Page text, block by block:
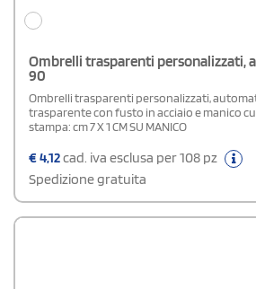
Ombrelli trasparenti personalizzati,
90
Ombrelli trasparenti personalizzati,
trasparente con fusto in acciaio e manico
stampa: cm 7 X 1 CM SU MANICO
€4,12cad. iva esclusa per 108 pz
Spedizione gratuita